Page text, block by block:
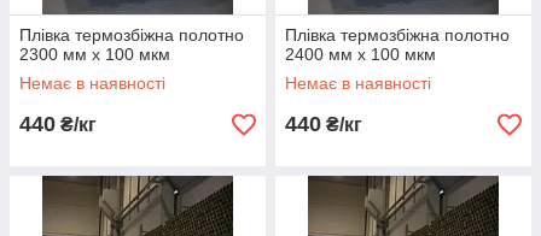
Плівка термозбіжна полотно
2300 мм х 100 мкм
Немає в наявності
440 ₴/кг
Плівка термозбіжна полотно
2400 мм х 100 мкм
Немає в наявності
440 ₴/кг